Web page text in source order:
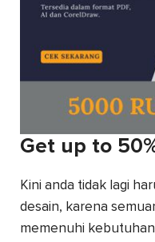
Get up to
Kini anda tidak lagi
desain, karena
memenuhi